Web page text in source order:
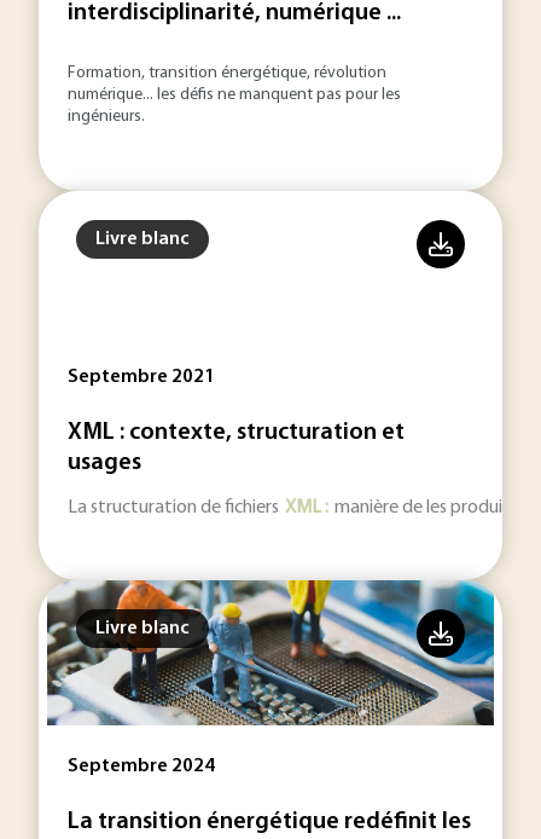
interdisciplinarité, numérique ...
Formation, transition énergétique, révolution
numérique... les défis ne manquent pas pour les
ingénieurs.
Livre blanc
Septembre 2021
XML : contexte, structuration et
usages
La structuration de fichiers XML : manière de les produire,
Livre blanc
Septembre 2024
La transition énergétique redéfinit les